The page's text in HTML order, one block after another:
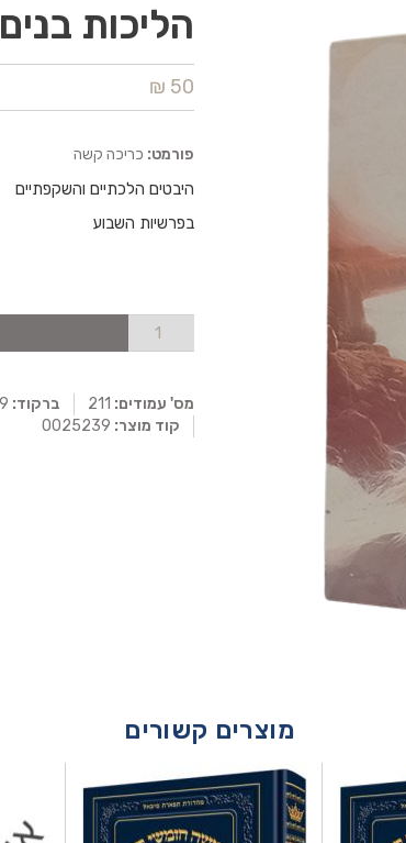
הליכות בנים
50 ₪
פורמט: כריכה קשה
היבטים הלכתיים והשקפתיים
בפרשיות השבוע
מס' עמודים: ברקוד:
קוד מוצר:
מוצרים קשורים